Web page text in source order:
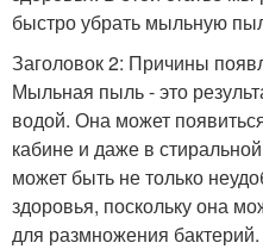
быстро убрать мыльную
Заголовок 2: Причины
Мыльная пыль - это
водой. Она может
кабине и даже в
может быть не только
здоровья, поскольку она
для размножения бактерий.